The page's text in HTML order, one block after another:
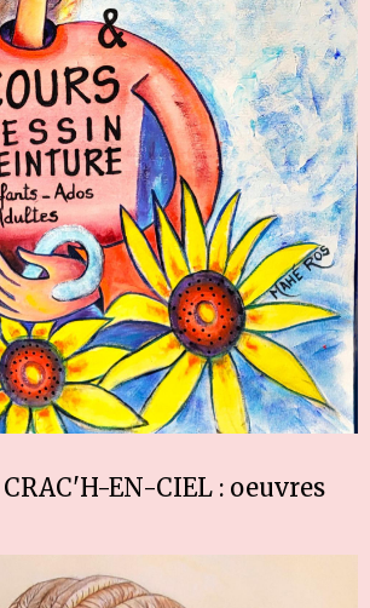
EN-CIEL : oeuvres